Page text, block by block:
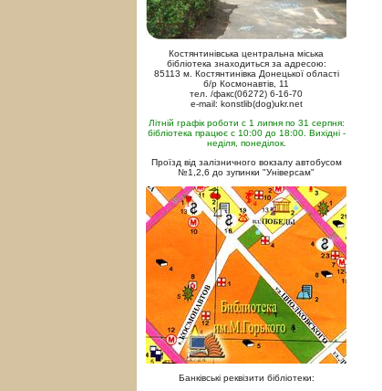
Костянтинівська центральна міська
бібліотека знаходиться за адресою:
85113 м. Костянтинівка Донецької області
б/р Космонавтів, 11
тел. /факс(06272) 6-16-70
e-mail: konstlib(dog)ukr.net
Літній графік роботи с 1 липня по 31 серпня:
бібліотека працює с 10:00 до 18:00. Вихідні -
неділя, понеділок.
Проїзд від залізничного вокзалу автобусом
№1,2,6 до зупинки "Універсам"
Банківські реквізити бібліотеки: